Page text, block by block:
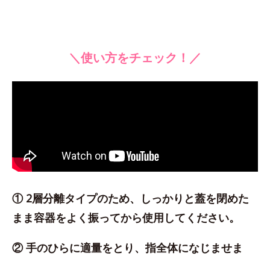
＼使い方をチェック！／
① 2層分離タイプのため、しっかりと蓋を閉めた
まま容器をよく振ってから使用してください。
② 手のひらに適量をとり、指全体になじませま